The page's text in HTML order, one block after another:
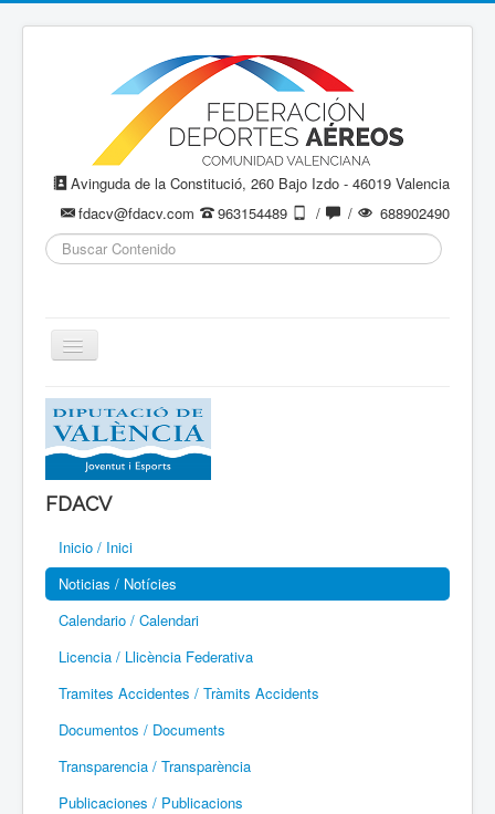
Avinguda de la Constitució, 260 Bajo Izdo - 46019 Valencia
fdacv@fdacv.com
963154489 / /
688902490
Buscar...
Cambiar
navegación
Aeromodelismo / Aeromodelisme
Ala Delta
Paracaidismo / Paracaigudisme
Parapente / Parapent
Ultraligeros / Ultralleugers
Vuelo Con Motor / Vol Amb Motor
FDACV
Inicio / Inici
Noticias / Notícies
Calendario / Calendari
Licencia / Llicència Federativa
Tramites Accidentes / Tràmits Accidents
Documentos / Documents
Transparencia / Transparència
Publicaciones / Publicacions